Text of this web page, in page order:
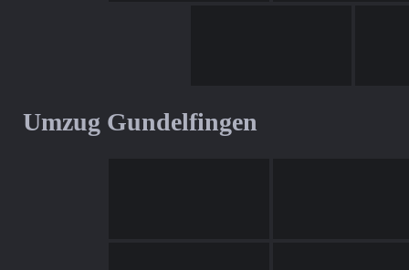
Umzug Gundelfingen